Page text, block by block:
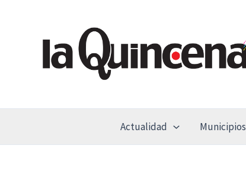
contenido
Actualidad Municipios